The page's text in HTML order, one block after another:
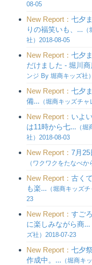
08-05
New Report： 七夕
りの福笑いも、...
社）2018-08-05
New Report： 七夕
だけました - 堀川
ンジ By 堀商キッズ社
New Report： 七夕
備... （堀商キッズチ
New Report： いよ
は11時から七... （
社）2018-08-03
New Report： 7月25
（ワクワクをたなべ
New Report： 古く
も楽... （堀商キッズ
23
New Report： すご
に楽しみながら商...
ズ社）2018-07-23
New Report： 七夕
作成中。... （堀商キ